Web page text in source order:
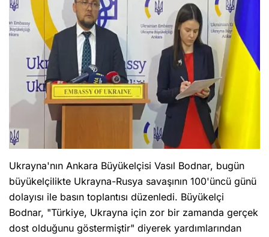
Ukrayna'nın Ankara Büyükelçisi Vasıl Bodnar, bugün
büyükelçilikte Ukrayna-Rusya savaşının 100'üncü günü
dolayısı ile basın toplantısı düzenledi. Büyükelçi
Bodnar, "Türkiye, Ukrayna için zor bir zamanda gerçek
dost olduğunu göstermiştir" diyerek yardımlarından